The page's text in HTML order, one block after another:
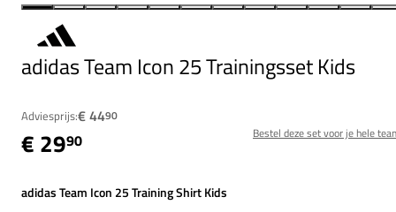
adidas Team Icon 25 Trainingsset Kids
Adviesprijs:€ 4490
€ 2990 Bestel deze set voor je hele
adidas Team Icon 25 Training Shirt Kids